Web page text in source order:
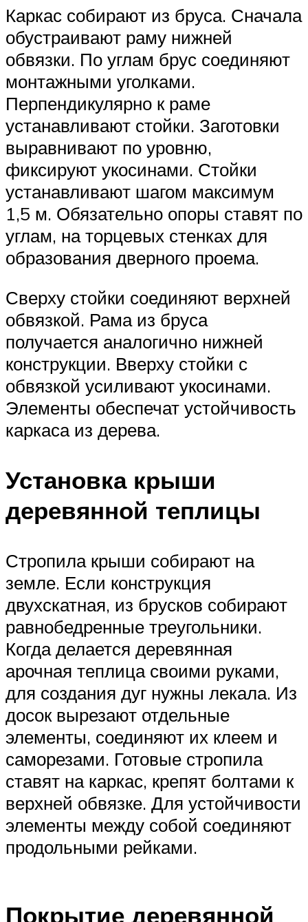
Каркас собирают из бруса. Сначала
обустраивают раму нижней
обвязки. По углам брус соединяют
монтажными уголками.
Перпендикулярно к раме
устанавливают стойки. Заготовки
выравнивают по уровню,
фиксируют укосинами. Стойки
устанавливают шагом максимум
1,5 м. Обязательно опоры ставят по
углам, на торцевых стенках для
образования дверного проема.
Сверху стойки соединяют верхней
обвязкой. Рама из бруса
получается аналогично нижней
конструкции. Вверху стойки с
обвязкой усиливают укосинами.
Элементы обеспечат устойчивость
каркаса из дерева.
Установка крыши
деревянной теплицы
Стропила крыши собирают на
земле. Если конструкция
двухскатная, из брусков собирают
равнобедренные треугольники.
Когда делается деревянная
арочная теплица своими руками,
для создания дуг нужны лекала. Из
досок вырезают отдельные
элементы, соединяют их клеем и
саморезами. Готовые стропила
ставят на каркас, крепят болтами к
верхней обвязке. Для устойчивости
элементы между собой соединяют
продольными рейками.
Покрытие деревянной